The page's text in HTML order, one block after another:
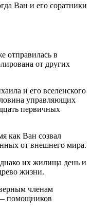
Ван и его соратники
отправилась в
от других
и его вселенского
управляющих
первичных
как Ван созвал
от внешнего мира.
их жилища день и
жизни.
членам
помощников